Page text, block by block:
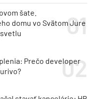
šate.
domu vo Svätom Jure
Prečo developer